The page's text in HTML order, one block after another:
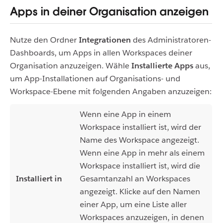
Apps in deiner Organisation anzeigen
Nutze den OrdnerIntegrationen des Administratoren-
Dashboards, um Apps in allen Workspaces deiner
Organisation anzuzeigen. WähleInstallierte Appsaus,
um App-Installationen auf Organisations- und
Workspace-Ebene mit folgenden Angaben anzuzeigen:
Installiert in
Wenn eine App in einem
Workspace installiert ist, wird der
Name des Workspace angezeigt.
Wenn eine App in mehr als einem
Workspace installiert ist, wird die
Gesamtanzahl an Workspaces
angezeigt. Klicke auf den Namen
einer App, um eine Liste aller
Workspaces anzuzeigen, in denen